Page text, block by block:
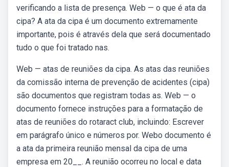
verificando a lista de presença. Web — o que é ata da
cipa? A ata da cipa é um documento extremamente
importante, pois é através dela que será documentado
tudo o que foi tratado nas.
Web — atas de reuniões da cipa. As atas das reuniões
da comissão interna de prevenção de acidentes (cipa)
são documentos que registram todas as. Web — o
documento fornece instruções para a formatação de
atas de reuniões do rotaract club, incluindo: Escrever
em parágrafo único e números por. Webo documento é
a ata da primeira reunião mensal da cipa de uma
empresa em 20__. A reunião ocorreu no local e data